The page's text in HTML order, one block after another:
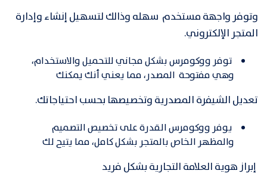
وتوفر واجهة مستخدم سهله وذالك لتسهيل إنشاء وإدارة
المتجر الإلكتروني.
توفر ووكومرس بشكل مجاني للتحميل والاستخدام،
وهي مفتوحة المصدر، مما يعني أنك يمكنك
تعديل الشيفرة المصدرية وتخصيصها بحسب احتياجاتك.
يوفر ووكومرس القدرة على تخصيص التصميم
والمظهر الخاص بالمتجر بشكل كامل، مما يتيح لك
إبراز هوية العلامة التجارية بشكل فريد